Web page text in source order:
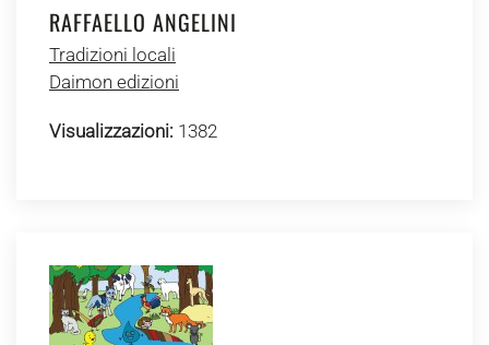
RAFFAELLO ANGELINI
Tradizioni locali
Daimon edizioni
Visualizzazioni: 1382